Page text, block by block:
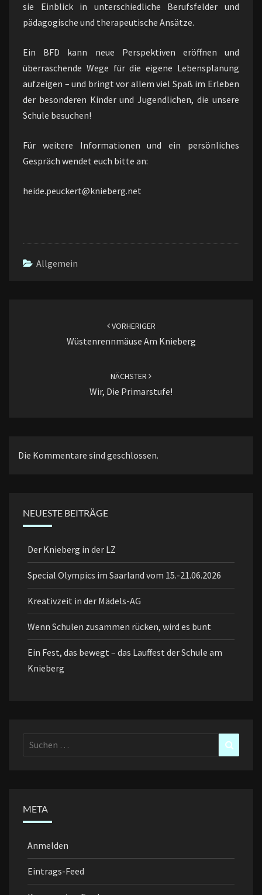
sie Einblick in unterschiedliche Berufsfelder und
pädagogische und therapeutische Ansätze.
Ein BFD kann neue Perspektiven eröffnen und
überraschende Wege für die eigene Lebensplanung
aufzeigen – und bringt vor allem viel Spaß im Erleben
der besonderen Kinder und Jugendlichen, die unsere
Schule besuchen!
Für weitere Informationen und ein persönliches
Gespräch wendet euch bitte an:
heide.peuckert@knieberg.net
Allgemein
VORHERIGER
Wüstenrennmäuse Am Knieberg
NÄCHSTER
Wir, Die Primarstufe!
Die Kommentare sind geschlossen.
NEUESTE BEITRÄGE
Der Knieberg in der LZ
Special Olympics im Saarland vom 15.-21.06.2026
Kreativzeit in der Mädels-AG
Wenn Schulen zusammen rücken, wird es bunt
Ein Fest, das bewegt – das Lauffest der Schule am
Knieberg
Suchen
nach:
META
Anmelden
Eintrags-Feed